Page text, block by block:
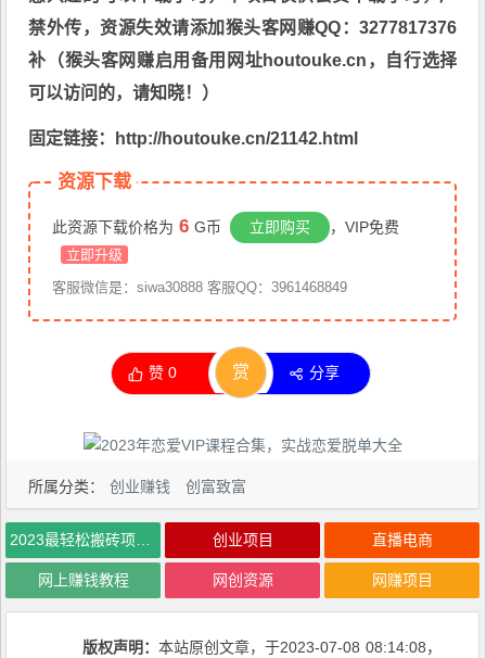
禁外传，资源失效请添加猴头客网赚QQ：3277817376
补（猴头客网赚启用备用网址houtouke.cn，自行选择
可以访问的，请知晓！）
固定链接：http://houtouke.cn/21142.html
资源下载
此资源下载价格为 6 G币 立即购买 ，VIP免费
立即升级
客服微信是：siwa30888 客服QQ：3961468849
赞0 赏 分享
所属分类： 创业赚钱 创富致富
2023最轻松搬砖项目，短视频矩阵音乐号流量收益+卖货收益 创业项目 直播电商
网上赚钱教程 网创资源 网赚项目
版权声明：本站原创文章，于2023-07-08 08:14:08，